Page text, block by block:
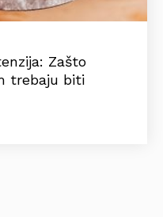
Zašto
trebaju biti